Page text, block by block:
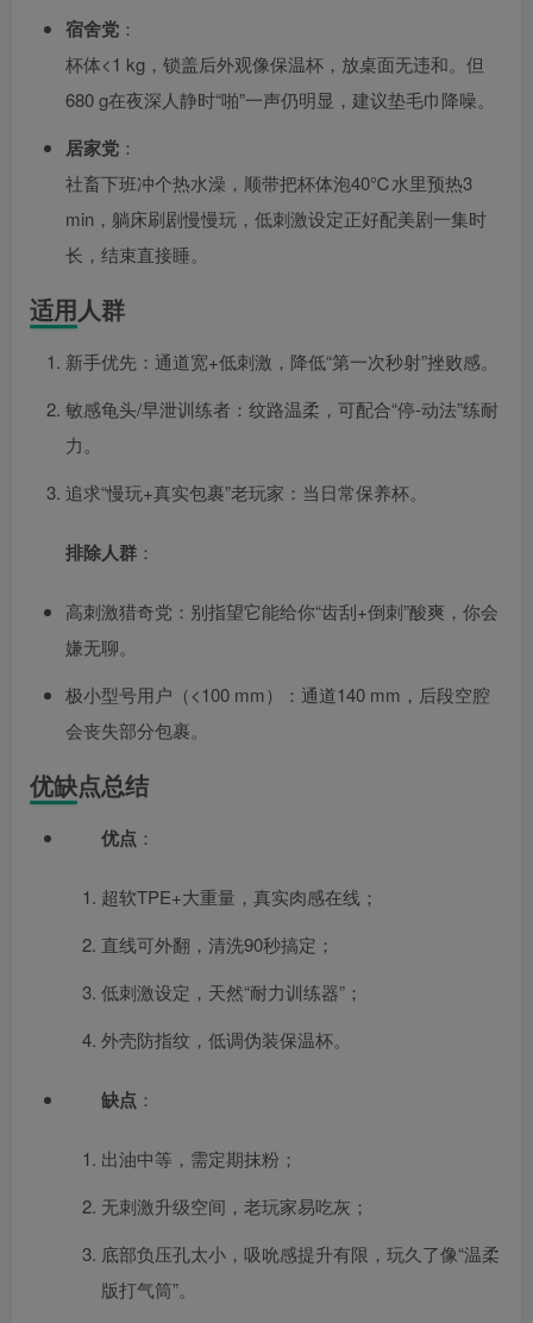
宿舍党 ：
杯体<1 kg，锁盖后外观像保温杯，放桌面无违和。但
680 g在夜深人静时“啪”一声仍明显，建议垫毛巾降噪。
居家党 ：
社畜下班冲个热水澡，顺带把杯体泡40℃水里预热3
min，躺床刷剧慢慢玩，低刺激设定正好配美剧一集时
长，结束直接睡。
适用人群
新手优先：通道宽+低刺激，降低“第一次秒射”挫败感。
敏感龟头/早泄训练者：纹路温柔，可配合“停-动法”练耐
力。
追求“慢玩+真实包裹”老玩家：当日常保养杯。
排除人群 ：
高刺激猎奇党：别指望它能给你“齿刮+倒刺”酸爽，你会
嫌无聊。
极小型号用户（<100 mm）：通道140 mm，后段空腔
会丧失部分包裹。
优缺点总结
优点 ：
超软TPE+大重量，真实肉感在线；
直线可外翻，清洗90秒搞定；
低刺激设定，天然“耐力训练器”；
外壳防指纹，低调伪装保温杯。
缺点 ：
出油中等，需定期抹粉；
无刺激升级空间，老玩家易吃灰；
底部负压孔太小，吸吮感提升有限，玩久了像“温柔
版打气筒”。